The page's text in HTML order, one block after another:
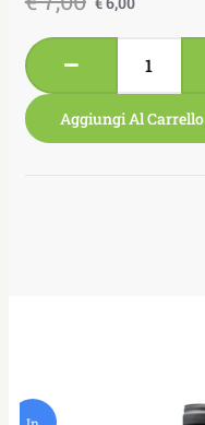
Aggiungi Al Carrello